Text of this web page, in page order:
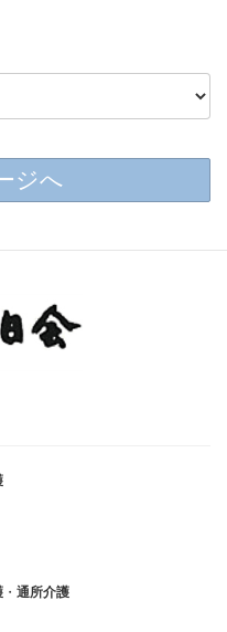
ジへ
・ 通所介護